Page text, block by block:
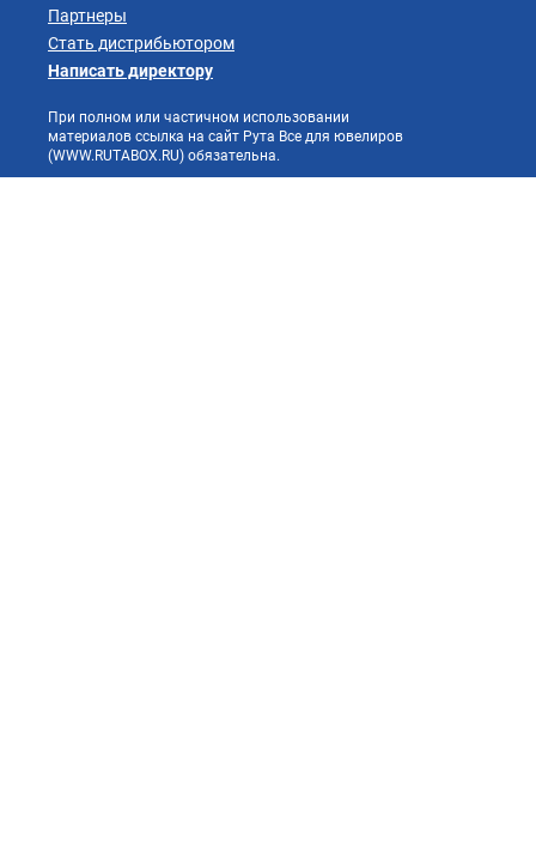
Партнеры
Стать дистрибьютором
Написать директору
При полном или частичном использовании
материалов ссылка на сайт Рута Все для ювелиров
(WWW.RUTABOX.RU) обязательна.